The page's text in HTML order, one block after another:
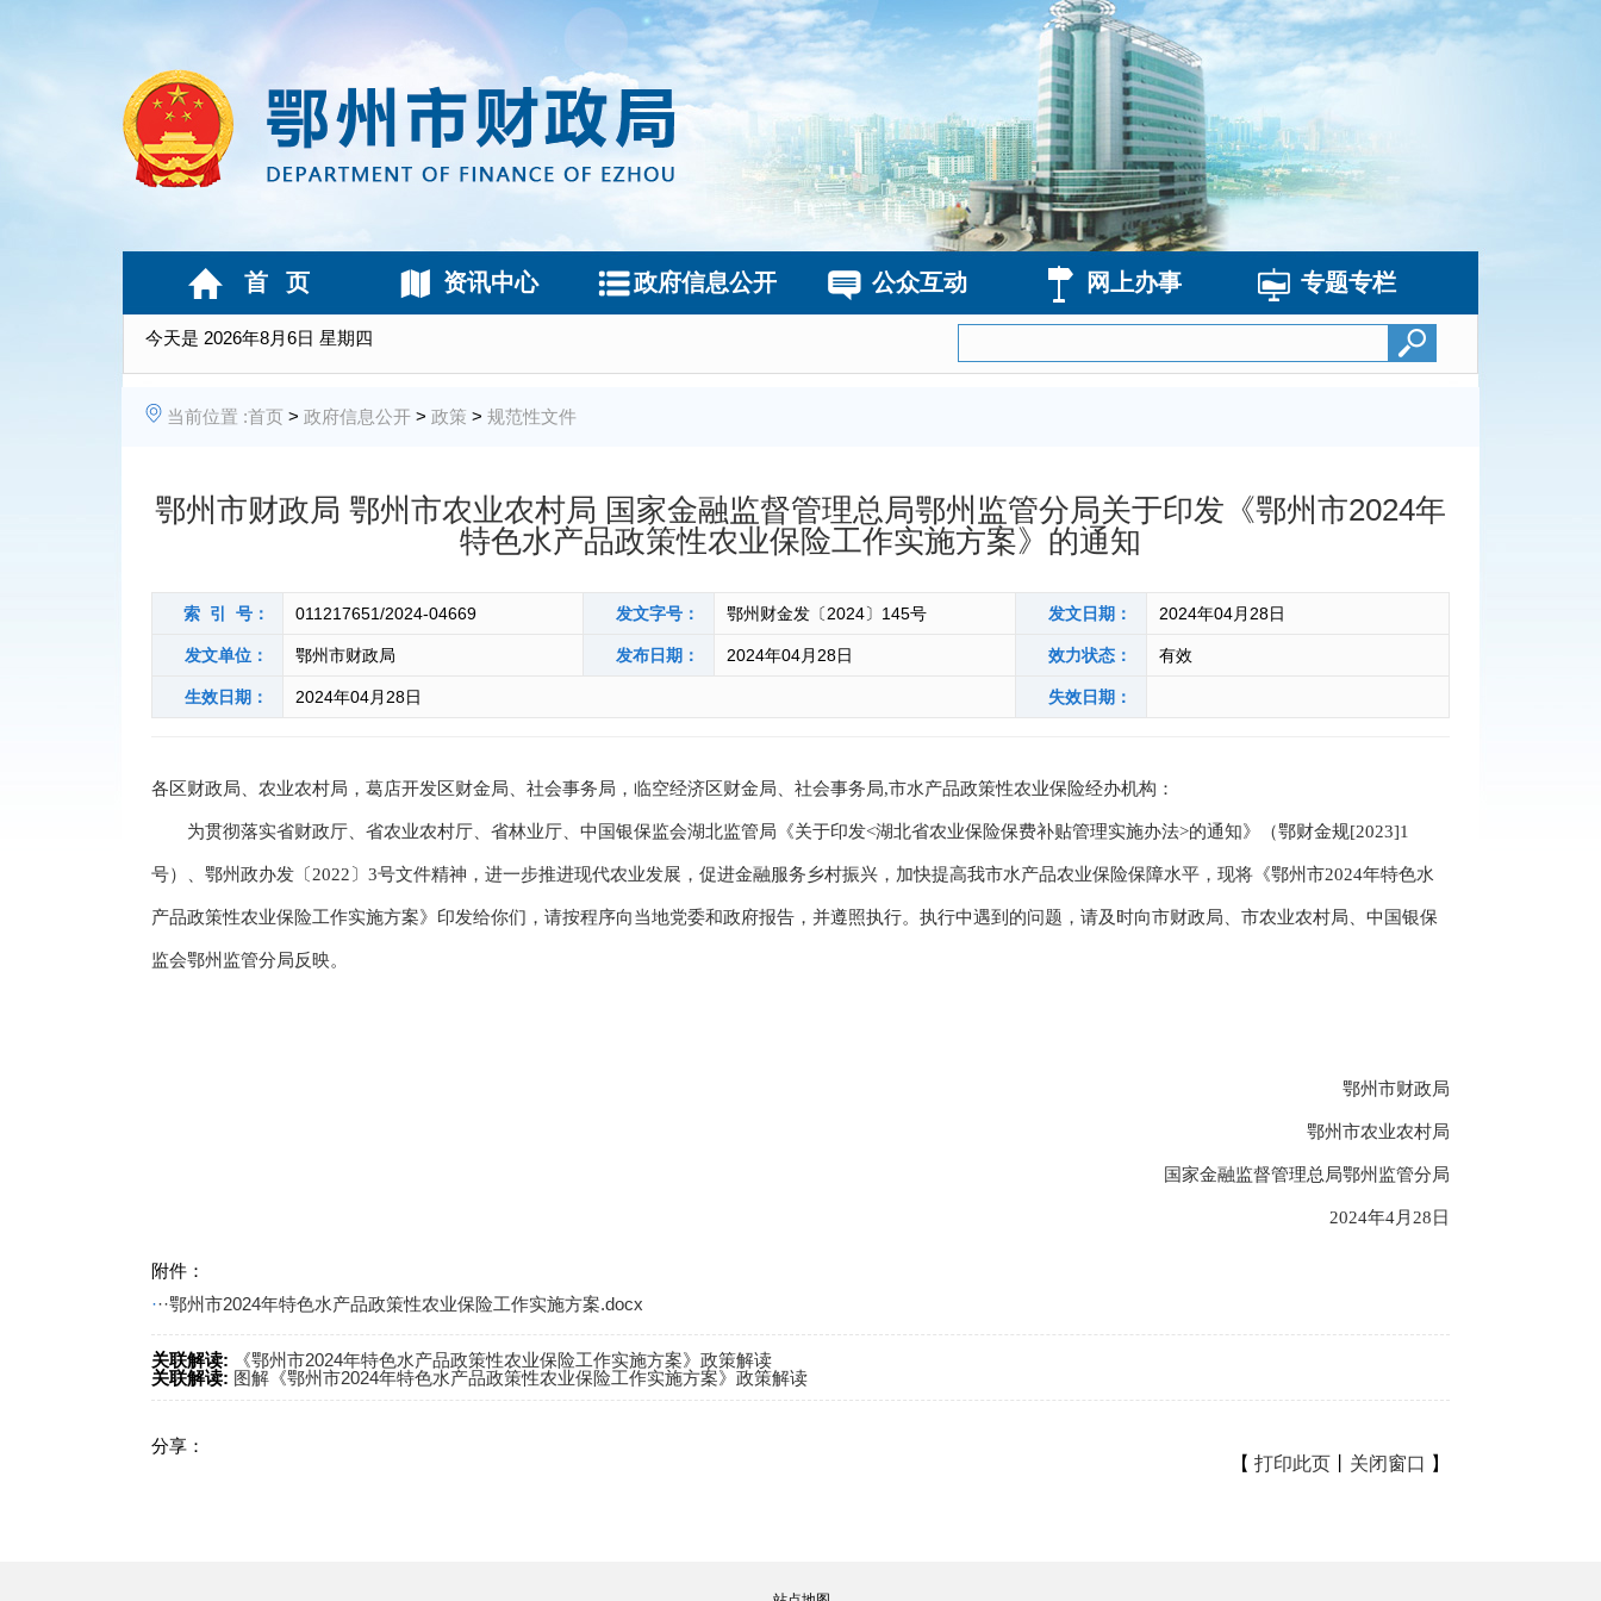
今天是 2026年8月6日 星期四
首 页 资讯中心 政府信息公开 公众互动 网上办事 专题专栏
当前位置 :首页 > 政府信息公开 > 政策 > 规范性文件
鄂州市财政局 鄂州市农业农村局 国家金融监督管理总局鄂州监管分局关于印发《鄂州市2024年
特色水产品政策性农业保险工作实施方案》的通知
索 引 号： 011217651/2024-04669 发文字号： 鄂州财金发〔2024〕145号 发文日期： 2024年04月28日
发文单位： 鄂州市财政局 发布日期： 2024年04月28日 效力状态： 有效
生效日期： 2024年04月28日 失效日期：
各区财政局、农业农村局，葛店开发区财金局、社会事务局，临空经济区财金局、社会事务局,市水产品政策性农业保险经办机构：
为贯彻落实省财政厅、省农业农村厅、省林业厅、中国银保监会湖北监管局《关于印发<湖北省农业保险保费补贴管理实施办法>的通知》（鄂财金规[2023]1
号）、鄂州政办发〔2022〕3号文件精神，进一步推进现代农业发展，促进金融服务乡村振兴，加快提高我市水产品农业保险保障水平，现将《鄂州市2024年特色水
产品政策性农业保险工作实施方案》印发给你们，请按程序向当地党委和政府报告，并遵照执行。执行中遇到的问题，请及时向市财政局、市农业农村局、中国银保
监会鄂州监管分局反映。
鄂州市财政局
鄂州市农业农村局
国家金融监督管理总局鄂州监管分局
2024年4月28日
附件：
···鄂州市2024年特色水产品政策性农业保险工作实施方案.docx
关联解读:
《鄂州市2024年特色水产品政策性农业保险工作实施方案》政策解读
关联解读: 图解《鄂州市2024年特色水产品政策性农业保险工作实施方案》政策解读
分享：
【 打印此页 关闭窗口 】